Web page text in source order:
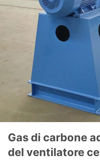
Gas di carbone
del ventilatore